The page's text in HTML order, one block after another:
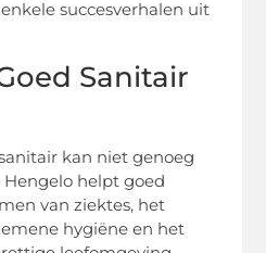
succesverhalen uit
Sanitair
kan niet genoeg
helpt goed
van ziektes, het
hygiëne en het